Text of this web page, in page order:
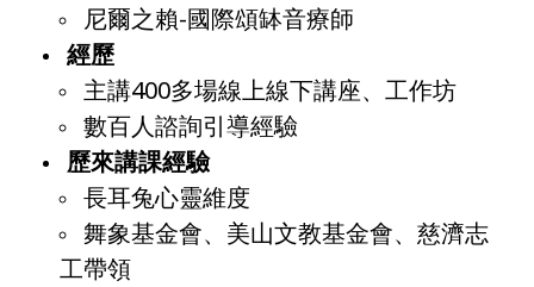
尼爾之賴-國際頌缽音療師
經歷
主講400多場線上線下講座、工作坊
數百人諮詢引導經驗
歷來講課經驗
長耳兔心靈維度
舞象基金會、美山文教基金會、慈濟志
工帶領